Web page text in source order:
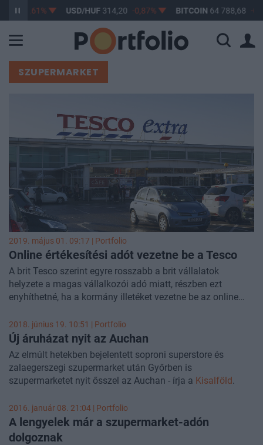
-0,61% USD/HUF314,20 -0,87% BITCOIN64 788,68 -0,18%
SZUPERMARKET
2019. május 01. 09:17 | Portfolio
Online értékesítési adót vezetne be a Tesco
A brit Tesco szerint egyre rosszabb a brit vállalatok
helyzete a magas vállalkozói adó miatt, részben ezt
enyhíthetné, ha a kormány illetéket vezetne be az online
2018. június 19. 10:51 | Portfolio
Új áruházat nyit az Auchan
Az elmúlt hetekben bejelentett soproni superstore és
zalaegerszegi szupermarket után Győrben is
szupermarketet nyit ősszel az Auchan - írja a Kisalföld.
2016. január 08. 21:04 | Portfolio
A lengyelek már a szupermarket-adón
dolgoznak